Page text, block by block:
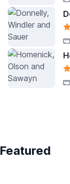
Featured